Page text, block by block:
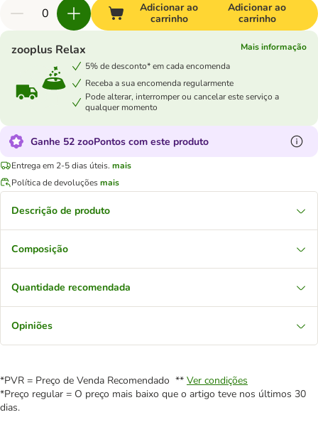
Adicionar ao
carrinho
Adicionar ao
carrinho
zooplus Relax
Mais informação
5% de desconto* em cada encomenda
Receba a sua encomenda regularmente
Pode alterar, interromper ou cancelar este serviço a
qualquer momento
Ganhe 52 zooPontos com este produto
Entrega em 2-5 dias úteis. mais
Política de devoluçõesmais
Descrição de produto
Composição
Quantidade recomendada
Opiniões
*PVR = Preço de Venda Recomendado ** Ver condições
*Preço regular = O preço mais baixo que o artigo teve nos últimos 30
dias.